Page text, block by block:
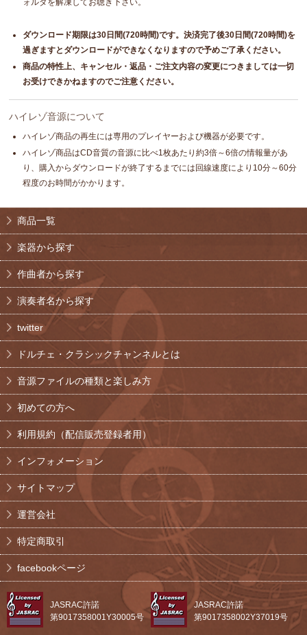
ォルダを解凍してお聴き下さい。
ダウンロード期限は30日間(720時間)です。決済完了後30日間(720時間)を
過ぎますとダウンロードができなくなりますので予めご了承ください。
商品の特性上、キャンセル・返品・ご注文内容の変更につきましては一切
お受けできかねますのでご注意ください。
ハイレゾ音源について
ハイレゾ商品の再生には専用のプレイヤーおよび機器が必要です。
ハイレゾ商品はCD音質の音源に比べ1枚あたり約3倍～6倍の情報量があ
り、購入からダウンロードが終了するまでには回線速度により10分～60分
程度のお時間がかかります。
商品一覧
楽器から探す
作曲者から探す
演奏者名から探す
twitter
ドルチェ・クラシックチャンネルとは
音源ファイルの種類と楽しみ方
初めての方へ
利用規約（配信販売登録者用）
インフォメーション
サイトマップ
運営会社
特定商取引
facebookページ
JASRAC許諾
第9017358001Y30005号
JASRAC許諾
第9017358002Y37019号